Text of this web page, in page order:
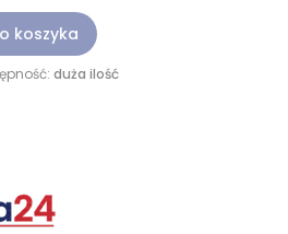
koszyka
duża ilość